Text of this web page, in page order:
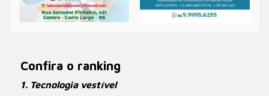
Confira o ranking
1. Tecnologia vestível